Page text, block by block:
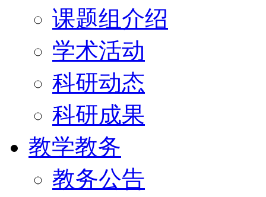
课题组介绍
学术活动
科研动态
科研成果
教学教务
教务公告